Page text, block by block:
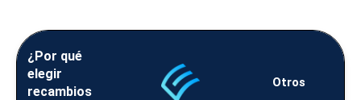
¿Por qué
elegir
recambios
Otros